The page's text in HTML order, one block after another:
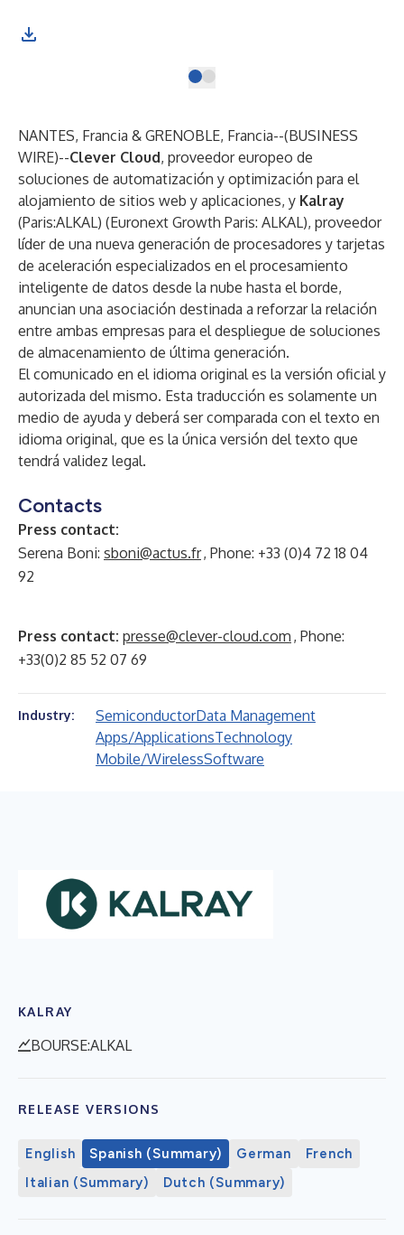
NANTES, Francia & GRENOBLE, Francia--(BUSINESS
WIRE)--Clever Cloud, proveedor europeo de
soluciones de automatización y optimización para el
alojamiento de sitios web y aplicaciones, y Kalray
(Paris:ALKAL) (Euronext Growth Paris: ALKAL), proveedor
líder de una nueva generación de procesadores y tarjetas
de aceleración especializados en el procesamiento
inteligente de datos desde la nube hasta el borde,
anuncian una asociación destinada a reforzar la relación
entre ambas empresas para el despliegue de soluciones
de almacenamiento de última generación.
El comunicado en el idioma original es la versión oficial y
autorizada del mismo. Esta traducción es solamente un
medio de ayuda y deberá ser comparada con el texto en
idioma original, que es la única versión del texto que
tendrá validez legal.
Contacts
Press contact:
Serena Boni: sboni@actus.fr, Phone: +33 (0)4 72 18 04
92
Press contact: presse@clever-cloud.com , Phone:
+33(0)2 85 52 07 69
Industry: SemiconductorData Management
Apps/ApplicationsTechnology
Mobile/WirelessSoftware
KALRAY
BOURSE:ALKAL
RELEASE VERSIONS
English Spanish (Summary) German
French
Italian (Summary)
Dutch (Summary)